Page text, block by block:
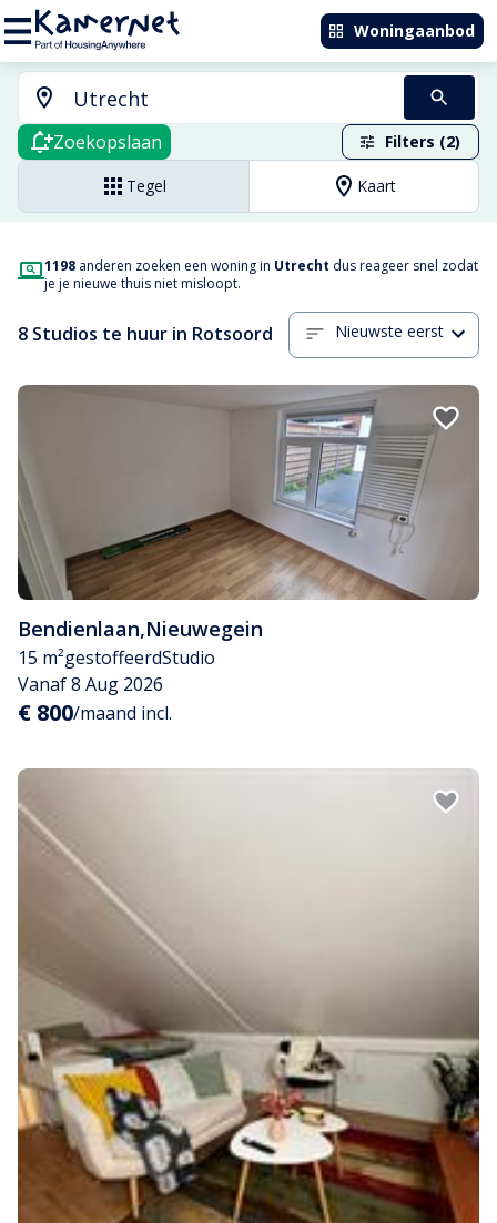
Woningaanbod
Zoekopslaan Filters (2)
Tegel Kaart
1198 anderen zoeken een woning in Utrecht dus reageer snel zodat
je je nieuwe thuis niet misloopt.
8 Studios te huur in Rotsoord Nieuwste eerst
Bendienlaan,Nieuwegein
15 m²gestoffeerdStudio
Vanaf 8 Aug 2026
€ 800/maand incl.